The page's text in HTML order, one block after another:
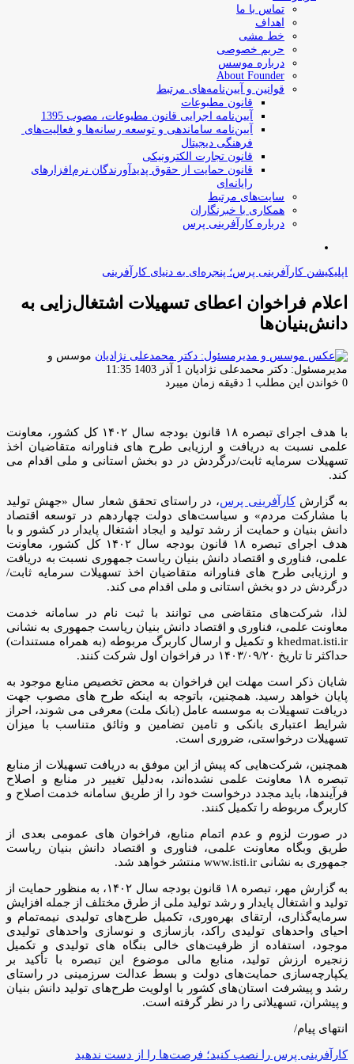
تماس با ما
اهداف
خط مشی
حریم خصوصی
درباره موسس
About Founder
قوانین و آیین‌نامه‌های مرتبط
‌قانون مطبوعات
آیین‌نامه اجرایی قانون مطبوعات، مصوب 1395
آیین‌نامه سامان­دهی و توسعه رسانه­‌ها و فعالیت‌­های
فرهنگی دیجیتال
قانون تجارت الکترونیکی
قانون حمایت از حقوق پدیدآورندگان نرم‌افزارهای
رایانه‌ای
سایت‌های مرتبط
همکاری با خبرنگاران
درباره کارآفرینی پرس
اپلیکیشن کارآفرینی پرس؛ پنجره‌ای به دنیای کارآفرینی
اعلام فراخوان اعطای تسهیلات اشتغال‌زایی به
دانش‌بنیان‌ها
موسس و
مدیرمسئول: دکتر محمدعلی نژادیان ارسال
ایمیل
1 آذر 1403 11:35
0 خواندن این مطلب 1 دقیقه زمان میبرد
با هدف اجرای ‌تبصره ۱۸ قانون بودجه سال ۱۴۰۲ کل کشور، معاونت
علمی نسبت به دریافت و ارزیابی طرح‎ های فناورانه متقاضیان اخذ
تسهیلات سرمایه ثابت/درگردش در دو بخش استانی و ملی اقدام می
کند.
به گزارشکارآفرینی پرس، در راستای تحقق شعار سال «جهش تولید
با مشارکت مردم» و سیاست‌های دولت چهاردهم در توسعه اقتصاد
دانش ‎بنیان و حمایت از رشد تولید و ایجاد اشتغال پایدار در کشور و با
هدف اجرای ‌تبصره ۱۸ قانون بودجه سال ۱۴۰۲ کل کشور، معاونت
علمی، فناوری و اقتصاد دانش‎ بنیان ریاست جمهوری نسبت به دریافت
و ارزیابی طرح‎ های فناورانه متقاضیان اخذ تسهیلات سرمایه ثابت/
درگردش در دو بخش استانی و ملی اقدام می کند.
لذا، شرکت‎‌های متقاضی می‏ توانند با ثبت‎ نام در سامانه خدمت
معاونت علمی، فناوری و اقتصاد دانش ‏بنیان ریاست‏ جمهوری به نشانی
khedmat.isti.ir و تکمیل و ارسال کاربرگ مربوطه (به همراه مستندات)
حداکثر تا تاریخ ۱۴۰۳/۰۹/۲۰ در فراخوان اول شرکت کنند.
شایان ذکر است مهلت این فراخوان به محض تخصیص منابع موجود به
پایان خواهد رسید. همچنین، باتوجه‌ به اینکه طرح ‎های مصوب جهت
دریافت تسهیلات به موسسه عامل (بانک ملت) معرفی می ‎شوند، احراز
شرایط اعتباری بانکی و تامین تضامین و وثائق متناسب با میزان
تسهیلات درخواستی، ضروری است.
همچنین، شرکت‌هایی که پیش از این موفق به دریافت تسهیلات از منابع
تبصره ۱۸ معاونت علمی نشده‌اند، به‌دلیل تغییر در منابع و اصلاح
فرآیندها، باید مجدد درخواست خود را از طریق سامانه خدمت اصلاح و
کاربرگ مربوطه را تکمیل کنند.
در صورت لزوم و عدم اتمام منابع، فراخوان‎ های عمومی بعدی از
طریق وبگاه معاونت علمی، فناوری و اقتصاد دانش ‏بنیان ریاست
به گزارش مهر، تبصره ۱۸ قانون بودجه سال ۱۴۰۲، به منظور حمایت از
تولید و اشتغال پایدار و رشد تولید ملی از طرق مختلف از جمله افزایش
سرمایه‌گذاری، ارتقای بهره‌وری، تکمیل طرح‌های تولیدی نیمه‌تمام و
احیای واحدهای تولیدی راکد، بازسازی و نوسازی واحدهای تولیدی
موجود، استفاده از ظرفیت‌های خالی بنگاه های تولیدی و تکمیل
زنجیره ارزش تولید، منابع مالی موضوع این تبصره با تأکید بر
یکپارچه‌سازی حمایت‌های دولت و بسط عدالت سرزمینی در راستای
رشد و پیشرفت استان‌های کشور با اولویت طرح‌های تولید دانش بنیان
و پیشران، تسهیلاتی را در نظر گرفته است.
انتهای پیام/
کارآفرینی پرس را نصب کنید؛ فرصت‌ها را از دست ندهید